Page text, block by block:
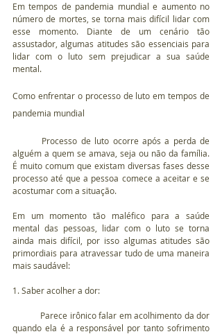
Em tempos de pandemia mundial e aumento no
número de mortes, se torna mais difícil lidar com
esse momento. Diante de um cenário tão
assustador, algumas atitudes são essenciais para
lidar com o luto sem prejudicar a sua saúde
mental.
Como enfrentar o processo de luto em tempos de
pandemia mundial
alguém a quem se amava, seja ou não da família.
É muito comum que existam diversas fases desse
processo até que a pessoa comece a aceitar e se
acostumar com a situação.
Em um momento tão maléfico para a saúde
mental das pessoas, lidar com o luto se torna
ainda mais difícil, por isso algumas atitudes são
primordiais para atravessar tudo de uma maneira
mais saudável:
1. Saber acolher a dor:
quando ela é a responsável por tanto sofrimento